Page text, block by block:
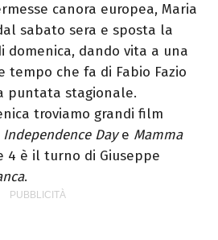
canora europea, Maria
sabato sera e sposta la
domenica, dando vita a una
tempo che fa di Fabio Fazio
puntata stagionale.
troviamo grandi film
Independence Daye Mamma
4 è il turno di Giuseppe
.